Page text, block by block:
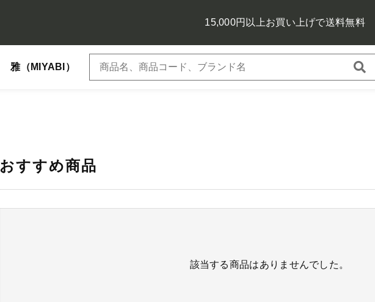
15,000円以上お買い上げで送料無料
雅（MIYABI） スクエアトゥタイプ 爽（SOU） ポインテッドトゥタイプ
おすすめ商品
該当する商品はありませんでした。
在庫あり セール